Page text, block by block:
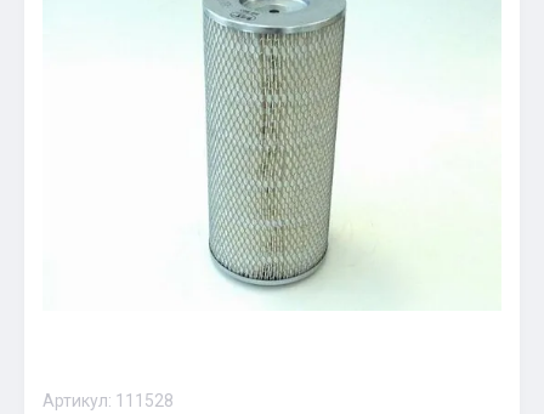
Артикул: 111528